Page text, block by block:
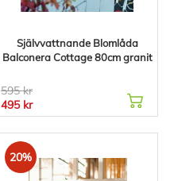
Självvattnande Blomlåda
Balconera Cottage 80cm granit
595 kr
495 kr
20%